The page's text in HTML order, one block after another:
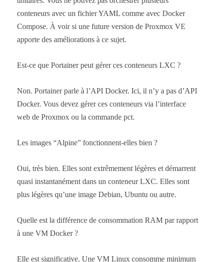
conteneurs avec un fichier YAML comme avec Docker
Compose. À voir si une future version de Proxmox VE
apporte des améliorations à ce sujet.
Est-ce que Portainer peut gérer ces conteneurs LXC ?
Non. Portainer parle à l’API Docker. Ici, il n’y a pas d’API
Docker. Vous devez gérer ces conteneurs via l’interface
web de Proxmox ou la commande pct.
Les images “Alpine” fonctionnent-elles bien ?
Oui, très bien. Elles sont extrêmement légères et démarrent
quasi instantanément dans un conteneur LXC. Elles sont
plus légères qu’une image Debian, Ubuntu ou autre.
Quelle est la différence de consommation RAM par rapport
à une VM Docker ?
Elle est significative. Une VM Linux consomme minimum